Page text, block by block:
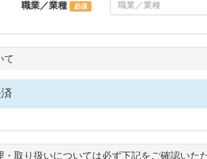
職業／業種
て
・取り扱いについては必ず下記をご確認いた